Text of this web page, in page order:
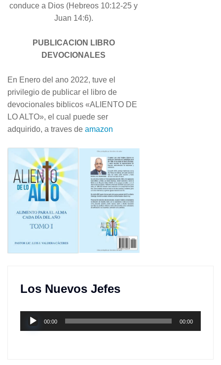
conduce a Dios (Hebreos 10:12-25 y
Juan 14:6).
PUBLICACION LIBRO
DEVOCIONALES
En Enero del ano 2022, tuve el
privilegio de publicar el libro de
devocionales biblicos «ALIENTO DE
LO ALTO», el cual puede ser
adquirido, a traves de amazon
Los Nuevos Jefes
Reproductor
de
00:00 00:00